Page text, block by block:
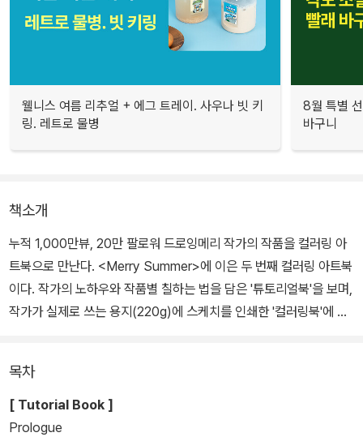
웰니스 여름 리추얼 + 에그 트레이. 사우나 빗 키
링. 레트로 물병
8월 특별
바구니
책소개
누적 1,000만뷰, 20만 팔로워 드로잉메리 작가의 작품을 컬러링 아
트북으로 만난다. <Merry Summer>에 이은 두 번째 컬러링 아트북
이다. 작가의 노하우와 작품별 칠하는 법을 담은 '튜토리얼북'을 보며,
작가가 실제로 쓰는 용지(220g)에 스케치를 인쇄한 '컬러링북'에 부
목차
[ Tutorial Book ]
Prologue